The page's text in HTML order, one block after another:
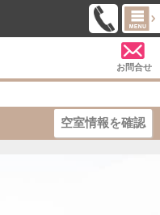
お問合せ
空室情報を確認